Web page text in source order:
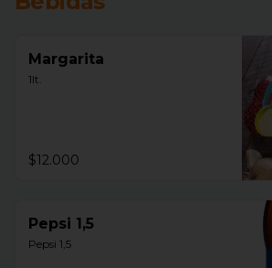
Margarita
1lt.
$12.000
Pepsi 1,5
Pepsi 1,5